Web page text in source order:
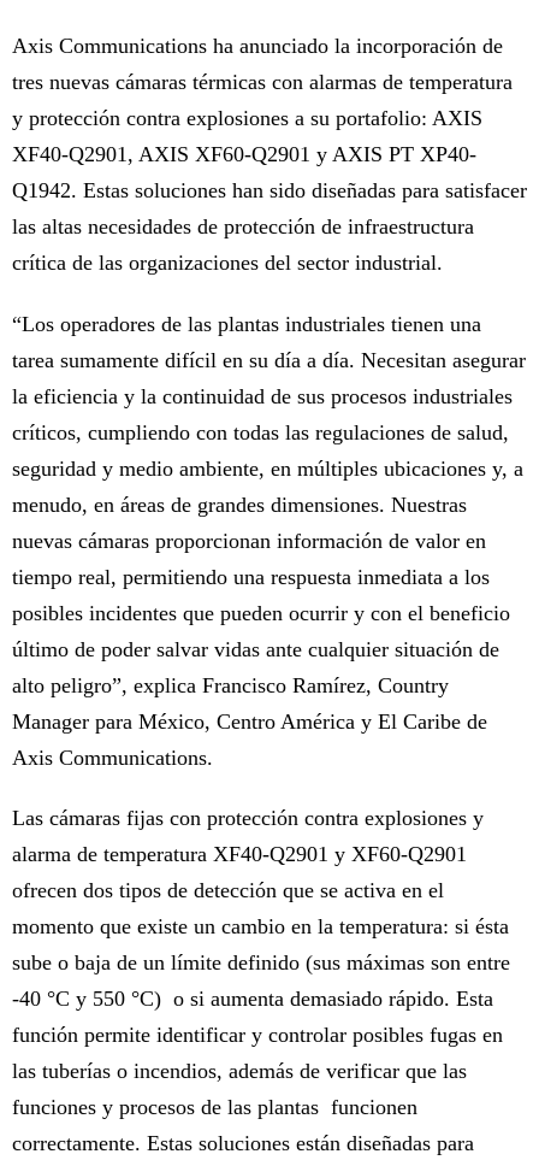
Axis Communications ha anunciado la incorporación de
tres nuevas cámaras térmicas con alarmas de temperatura
y protección contra explosiones a su portafolio: AXIS
XF40-Q2901, AXIS XF60-Q2901 y AXIS PT XP40-
Q1942. Estas soluciones han sido diseñadas para satisfacer
las altas necesidades de protección de infraestructura
crítica de las organizaciones del sector industrial.
“Los operadores de las plantas industriales tienen una
tarea sumamente difícil en su día a día. Necesitan asegurar
la eficiencia y la continuidad de sus procesos industriales
críticos, cumpliendo con todas las regulaciones de salud,
seguridad y medio ambiente, en múltiples ubicaciones y, a
menudo, en áreas de grandes dimensiones. Nuestras
nuevas cámaras proporcionan información de valor en
tiempo real, permitiendo una respuesta inmediata a los
posibles incidentes que pueden ocurrir y con el beneficio
último de poder salvar vidas ante cualquier situación de
alto peligro”, explica Francisco Ramírez, Country
Manager para México, Centro América y El Caribe de
Axis Communications.
Las cámaras fijas con protección contra explosiones y
alarma de temperatura XF40-Q2901 y XF60-Q2901
ofrecen dos tipos de detección que se activa en el
momento que existe un cambio en la temperatura: si ésta
sube o baja de un límite definido (sus máximas son entre
-40 °C y 550 °C) o si aumenta demasiado rápido. Esta
función permite identificar y controlar posibles fugas en
las tuberías o incendios, además de verificar que las
funciones y procesos de las plantas funcionen
correctamente. Estas soluciones están diseñadas para